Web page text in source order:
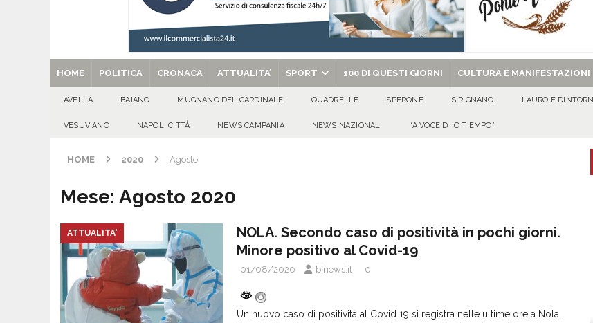
EVIDENZA
[ 29/08/2025 ] SANT’Oggi. Venerdì 29 agosto la chiesa celebra il Martirio di san Giovanni Battista e santa Sabina EVIDENZA
HOME POLITICA CRONACA ATTUALITA’ SPORT 100 DI QUESTI GIORNI CULTURA E MANIFESTAZIONI
AVELLA BAIANO MUGNANO DEL CARDINALE QUADRELLE SPERONE SIRIGNANO LAURO E DINTORNI
VESUVIANO NAPOLI CITTÀ NEWS CAMPANIA NEWS NAZIONALI “A VOCE D’ ‘O TIEMPO”
HOME 2020 Agosto
Mese: Agosto 2020
ATTUALITA'
NOLA. Secondo caso di positività in pochi giorni.
Minore positivo al Covid-19
01/08/2020 binews.it 0
Un nuovo caso di positività al Covid 19 si registra nelle ultime ore a Nola.